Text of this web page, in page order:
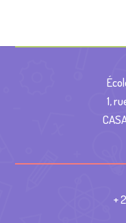
1,
+